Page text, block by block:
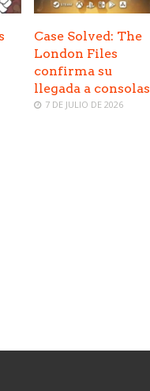
Case Solved: The
London Files
confirma su
llegada a consolas
7 DE JULIO DE 2026